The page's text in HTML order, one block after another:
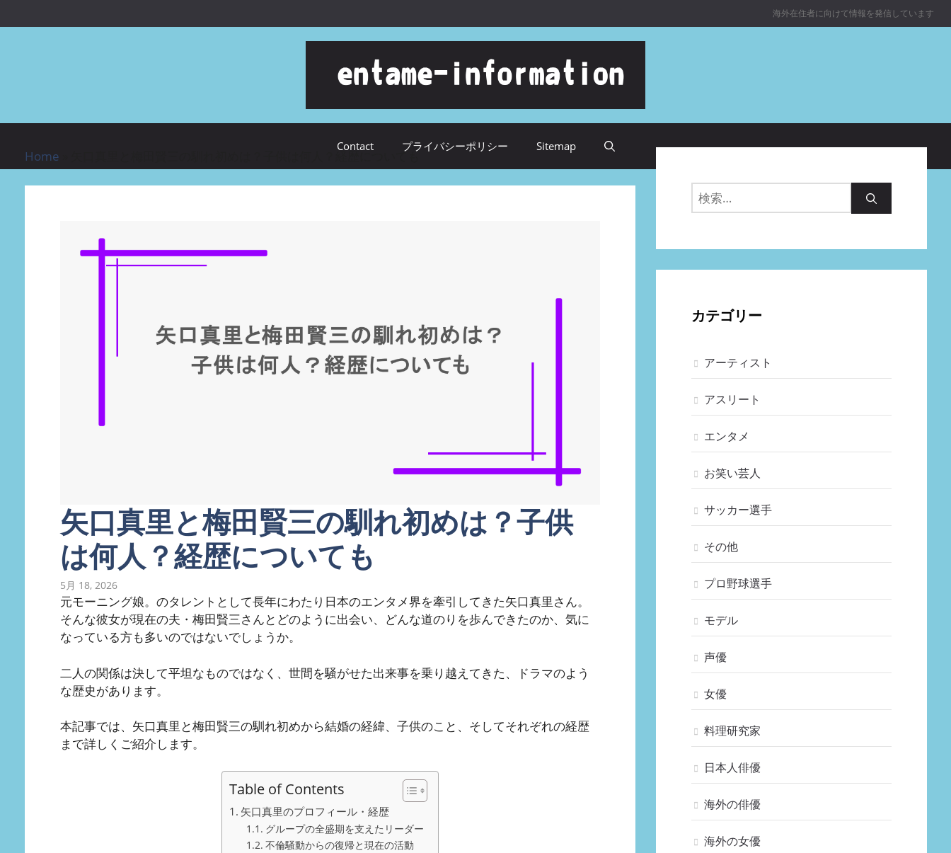
海外在住者に向けて情報を発信しています
Contact プライバシーポリシー Sitemap
Home 矢口真里と梅田賢三の馴れ初めは？子供は何人？経歴についても
矢口真里と梅田賢三の馴れ初めは？子供
は何人？経歴についても
5月 18, 2026
元モーニング娘。のタレントとして長年にわたり日本のエンタメ界を牽引してきた矢口真里さん。
そんな彼女が現在の夫・梅田賢三さんとどのように出会い、どんな道のりを歩んできたのか、気に
なっている方も多いのではないでしょうか。
二人の関係は決して平坦なものではなく、世間を騒がせた出来事を乗り越えてきた、ドラマのよう
な歴史があります。
本記事では、矢口真里と梅田賢三の馴れ初めから結婚の経緯、子供のこと、そしてそれぞれの経歴
まで詳しくご紹介します。
Table of Contents
矢口真里のプロフィール・経歴
グループの全盛期を支えたリーダー
不倫騒動からの復帰と現在の活動
検
索:
カテゴリー
アーティスト
アスリート
エンタメ
お笑い芸人
サッカー選手
その他
プロ野球選手
モデル
声優
女優
料理研究家
日本人俳優
海外の俳優
海外の女優